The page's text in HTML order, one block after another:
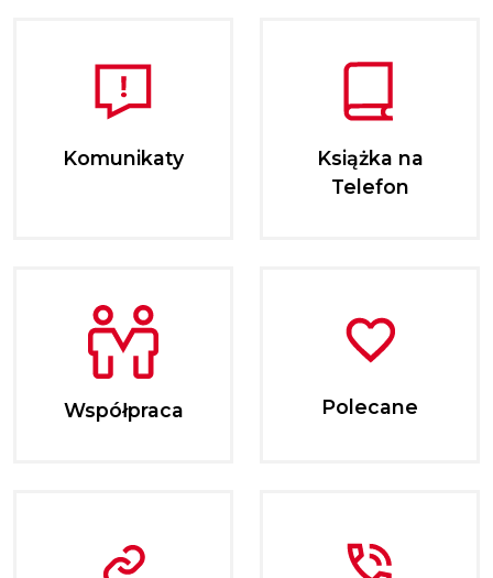
Komunikaty
Książka na
Telefon
Współpraca Polecane